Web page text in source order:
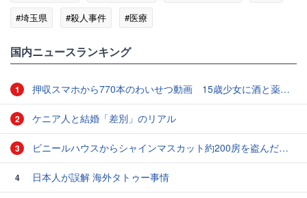
#埼玉県
#殺人事件 #医療
国内ニュースランキング
1 押収スマホから770本のわいせつ動画 15歳少女に酒と薬飲ませ性的暴行か 54歳男を再逮捕 「薬もありますよ」とSNSで誘い出し
2 ケニア人と結婚「差別」のリアル
3 ビニールハウスからシャインマスカット約200房を盗んだ疑い ネットで販売か 無職の男（42）逮捕 岡山県警
4 日本人が誤解 海外タトゥー事情